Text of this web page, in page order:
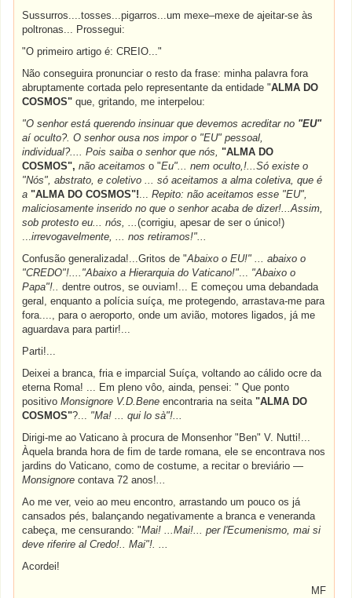
Sussurros....tosses...pigarros...um mexe–mexe de ajeitar-se às
poltronas... Prossegui:
"O primeiro artigo é: CREIO..."
Não conseguira pronunciar o resto da frase: minha palavra fora
abruptamente cortada pelo representante da entidade "ALMA DO
COSMOS" que, gritando, me interpelou:
"O senhor está querendo insinuar que devemos acreditar no "EU"
aí oculto?. O senhor ousa nos impor o "EU" pessoal,
individual?.... Pois saiba o senhor que nós,"ALMA DO
COSMOS",não aceitamos o "Eu"... nem oculto,!...Só existe o
"Nós", abstrato, e coletivo ... só aceitamos a alma coletiva, que é
a"ALMA DO COSMOS"!... Repito: não aceitamos esse "EU",
maliciosamente inserido no que o senhor acaba de dizer!...Assim,
sob protesto eu... nós, ...(corrigiu, apesar de ser o único!)
...irrevogavelmente, ... nos retiramos!"...
Confusão generalizada!...Gritos de "Abaixo o EU!" ... abaixo o
"CREDO"!...."Abaixo a Hierarquia do Vaticano!"... "Abaixo o
Papa"!.. dentre outros, se ouviam!... E começou uma debandada
geral, enquanto a polícia suíça, me protegendo, arrastava-me para
fora...., para o aeroporto, onde um avião, motores ligados, já me
aguardava para partir!...
Parti!...
Deixei a branca, fria e imparcial Suíça, voltando ao cálido ocre da
eterna Roma! ... Em pleno vôo, ainda, pensei: " Que ponto
positivoMonsignore V.D.Bene encontraria na seita"ALMA DO
COSMOS"?... "Ma! ... qui lo sà"!...
Dirigi-me ao Vaticano à procura de Monsenhor "Ben" V. Nutti!...
Àquela branda hora de fim de tarde romana, ele se encontrava nos
jardins do Vaticano, como de costume, a recitar o breviário —
Monsignorecontava 72 anos!...
Ao me ver, veio ao meu encontro, arrastando um pouco os já
cansados pés, balançando negativamente a branca e veneranda
cabeça, me censurando: "Mai! ...Mai!... per l'Ecumenismo, mai si
deve riferire al Credo!.. Mai"!. ...
Acordei!
MF